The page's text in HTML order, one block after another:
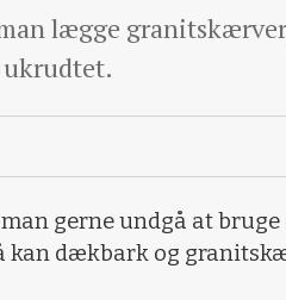
lægge
ukrudtet.
gerne undgå at
kan dækbark og